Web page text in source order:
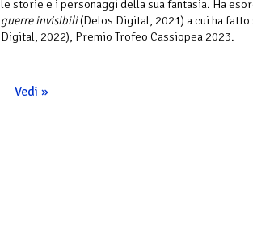
le storie e i personaggi della sua fantasia. Ha
guerre invisibili(Delos Digital, 2021) a cui ha fatto
Digital, 2022), Premio Trofeo Cassiopea 2023.
Vedi